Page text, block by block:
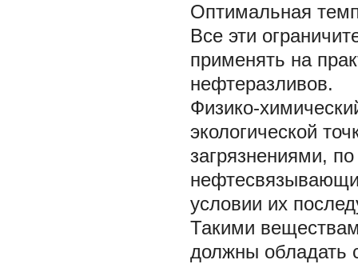
Оптимальная
Все эти
применять на
нефтеразливов.
Физико-
экологической
загрязнениями,
условии их
Такими
должны обладать